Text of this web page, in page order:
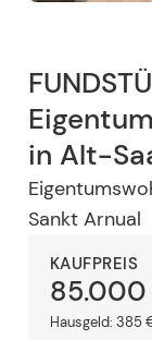
in Alt-
Sankt Arnual
KAUFPREIS
Hausgeld: 385